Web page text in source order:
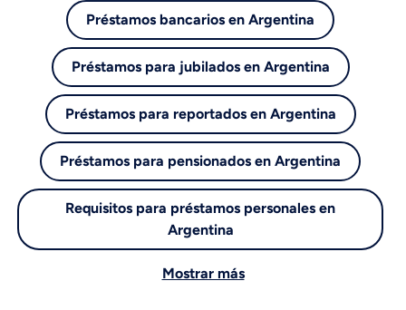
Préstamos bancarios en Argentina
Préstamos para jubilados en Argentina
Préstamos para reportados en Argentina
Préstamos para pensionados en Argentina
Requisitos para préstamos personales en
Argentina
Mostrar más